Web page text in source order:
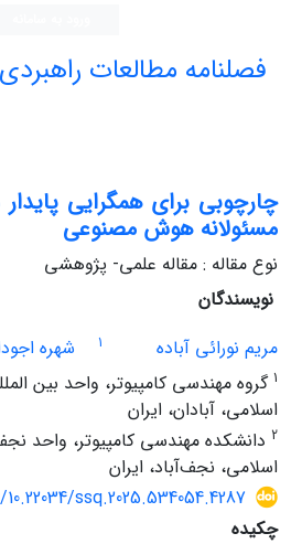
فصلنامه مطالعات راهبردی
چارچوبی برای همگرایی
مسئولانه هوش مصنوعی
نوع مقاله : مقاله علمی- پژوهشی
نویسندگان
مریم نورائی آباده
1 شهره
1 گروه مهندسی کامپیوتر، واحد بین
اسلامی، آبادان، ایران
2 دانشکده مهندسی کامپیوتر، واحد نجف
اسلامی، نجف‌آباد، ایران
ssq.2025.534054.4287
چکیده